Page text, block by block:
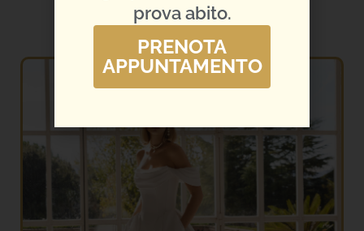
prova abito.
PRENOTA
APPUNTAMENTO